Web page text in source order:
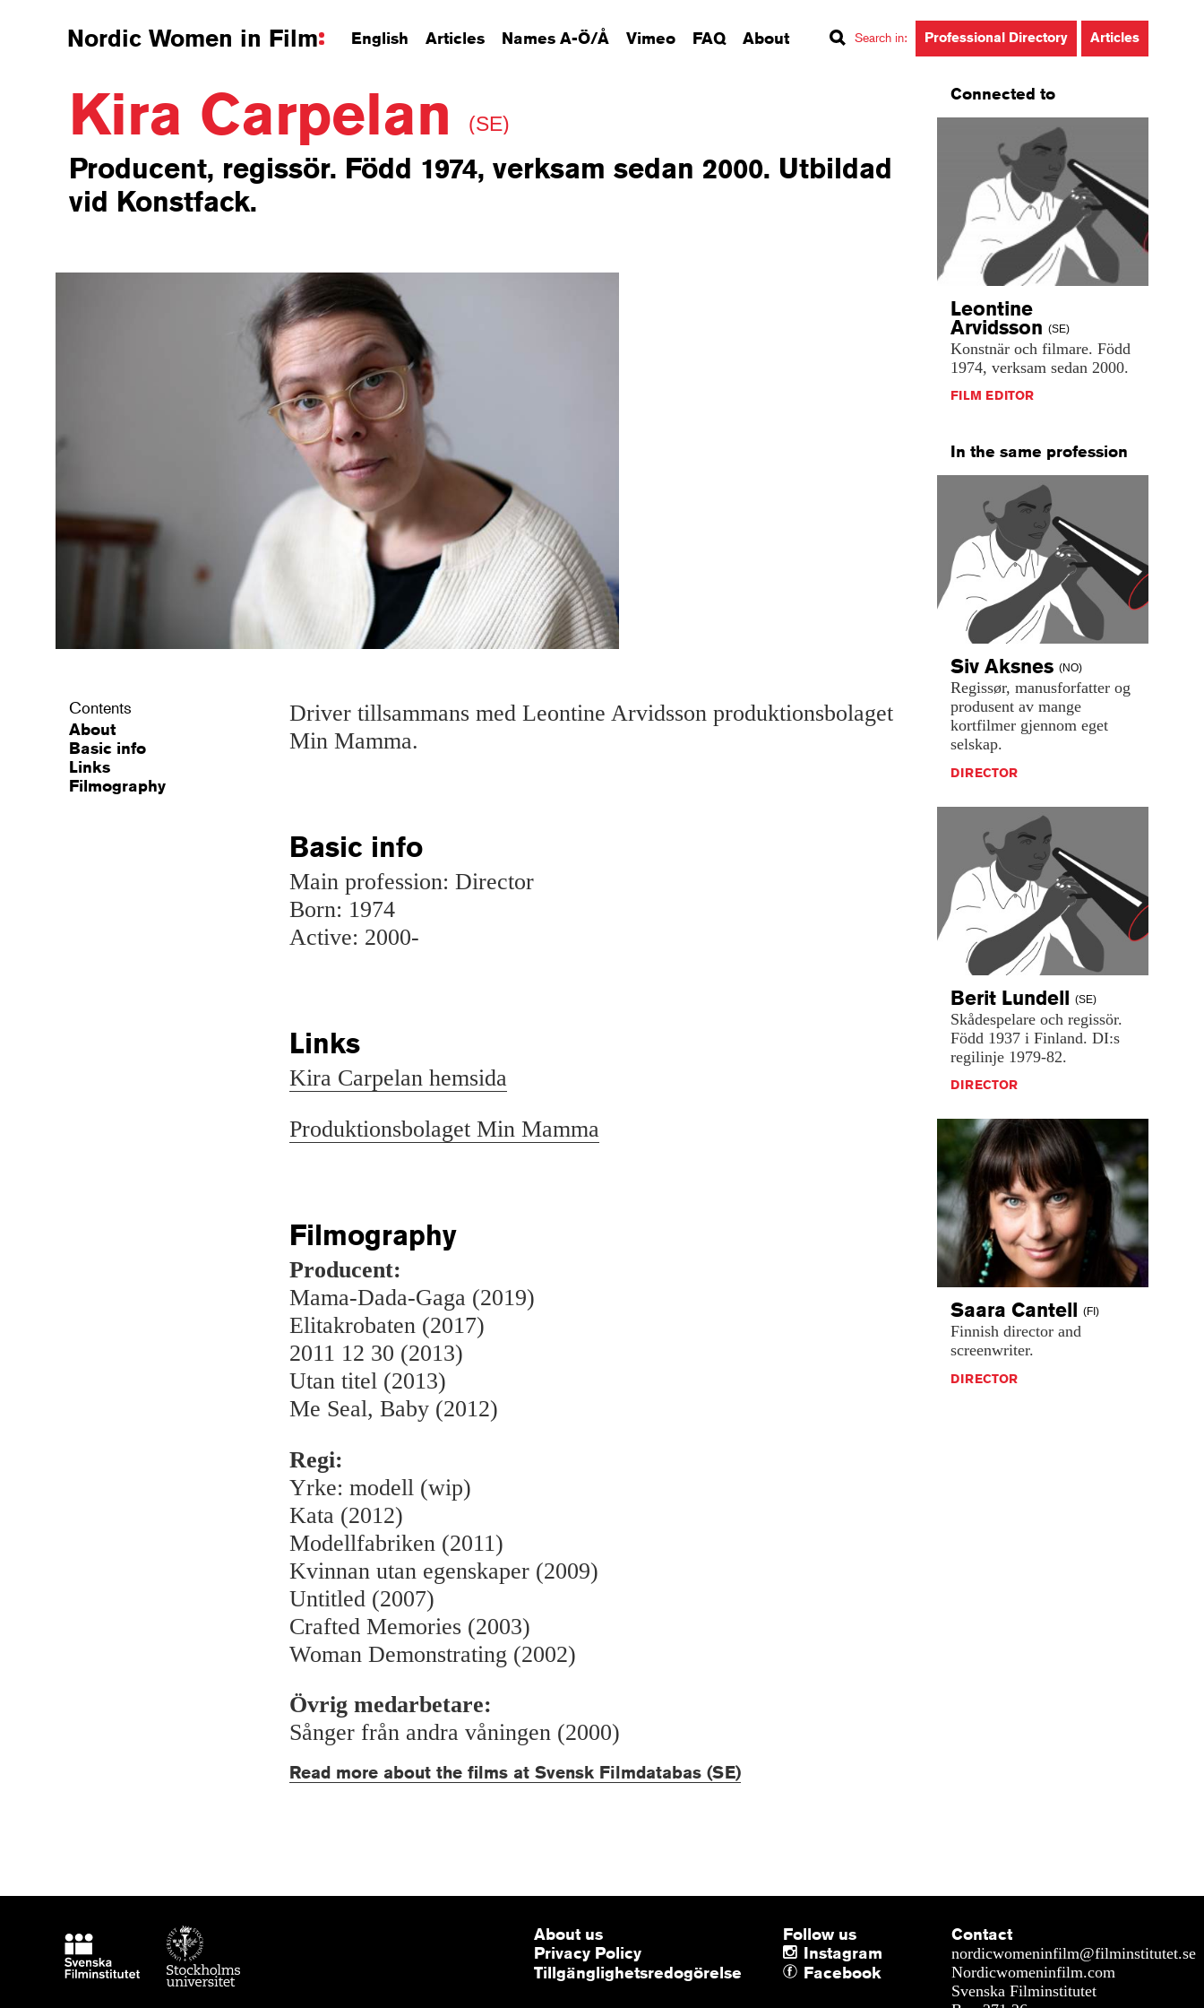
Nordic Women in Film English Articles Names A-Ö/Å Vimeo FAQ About Search in: Professional Directory Articles
Kira Carpelan (SE)
Producent, regissör. Född 1974, verksam sedan 2000. Utbildad
vid Konstfack.
Contents
About
Basic info
Links
Filmography
Driver tillsammans med Leontine Arvidsson produktionsbolaget
Min Mamma.
Basic info
Main profession: Director
Born: 1974
Active: 2000-
Links
Kira Carpelan hemsida
Produktionsbolaget Min Mamma
Filmography
Producent:
Mama-Dada-Gaga (2019)
Elitakrobaten (2017)
2011 12 30 (2013)
Utan titel (2013)
Me Seal, Baby (2012)
Regi:
Yrke: modell (wip)
Kata (2012)
Modellfabriken (2011)
Kvinnan utan egenskaper (2009)
Untitled (2007)
Crafted Memories (2003)
Woman Demonstrating (2002)
Övrig medarbetare:
Sånger från andra våningen (2000)
Read more about the films at Svensk Filmdatabas (SE)
Connected to
Leontine
Arvidsson (SE)
Konstnär och filmare. Född
1974, verksam sedan 2000.
FILM EDITOR
In the same profession
Siv Aksnes (NO)
Regissør, manusforfatter og
produsent av mange
kortfilmer gjennom eget
selskap.
DIRECTOR
Berit Lundell (SE)
Skådespelare och regissör.
Född 1937 i Finland. DI:s
regilinje 1979-82.
DIRECTOR
Saara Cantell (FI)
Finnish director and
screenwriter.
DIRECTOR
About us
Privacy Policy
Tillgänglighetsredogörelse
Follow us
Instagram
Facebook
Contact
nordicwomeninfilm@filminstitutet.se
Nordicwomeninfilm.com
Svenska Filminstitutet